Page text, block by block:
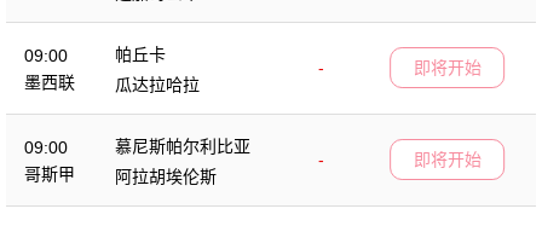
09:00
墨西联
帕丘卡
-
瓜达拉哈拉
即将开始
09:00
哥斯甲
慕尼斯帕尔利比亚
-
阿拉胡埃伦斯
即将开始